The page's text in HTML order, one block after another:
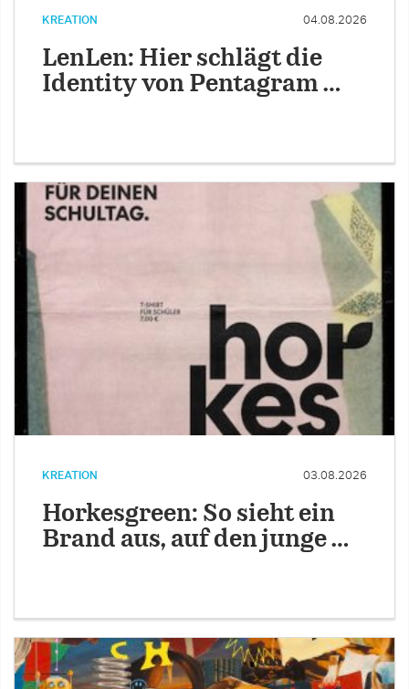
KREATION 04.08.2026
LenLen: Hier schlägt die
Identity von Pentagram …
KREATION 03.08.2026
Horkesgreen: So sieht ein
Brand aus, auf den junge …